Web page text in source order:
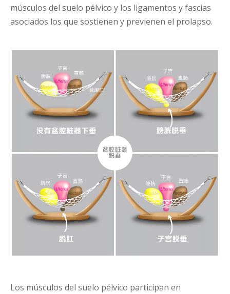
músculos del suelo pélvico y los ligamentos y fascias
asociados los que sostienen y previenen el prolapso.
Los músculos del suelo pélvico participan en